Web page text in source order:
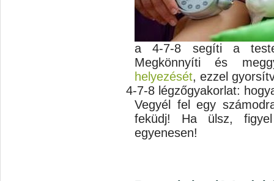
a 4-7-8 segíti a
Megkönnyíti és
helyezését, ezzel
4-7-8 légzőgyakorlat:
Vegyél fel egy
feküdj! Ha ülsz,
egyenesen!